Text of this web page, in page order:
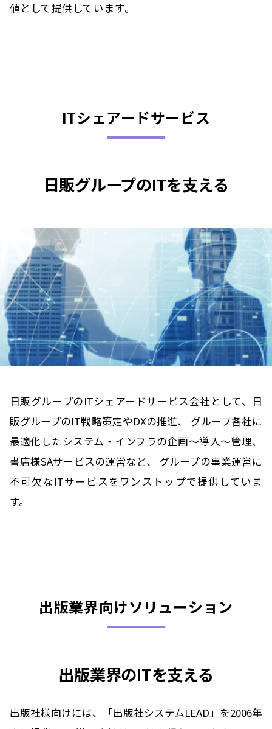
値として提供しています。
ITシェアードサービス
日販グループのITを支える
日販グループのITシェアードサービス会社として、日
販グループのIT戦略策定やDXの推進、
グループ各社に
最適化したシステム・インフラの企画～導入～管理、
書店様SAサービスの運営など、
グループの事業運営に
不可欠なITサービスをワンストップで提供していま
す。
出版業界向けソリューション
出版業界のITを支える
出版社様向けには、「出版社システムLEAD」を2006年